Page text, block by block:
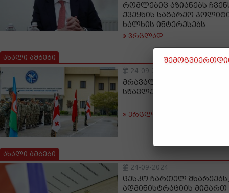
რომლებიც აზიანებს
ქვეყნის საგარეო
ხალხის ინტერესებს
ვრცლად
ახალი ამბები
24-09-2024
მრავალეროვნული
სწავლება - ETERNITY
ვრცლად
ახალი ამბები
24-09-2024
ცესკო ჩართულ
ადმინისტრაციის